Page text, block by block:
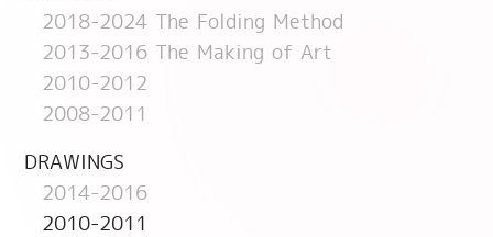
2018-2024 The Folding Method
2013-2016 The Making of Art
2010-2012
2008-2011
DRAWINGS
2014-2016
2010-2011